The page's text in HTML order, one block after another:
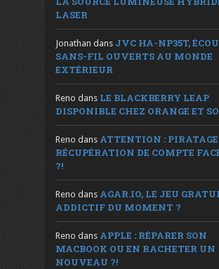
LASER
Jonathan dans JVC HA-NP35T,
SANS-FIL OUVERTS AU MONDE
EXTÉRIEUR
Reno dans LE BLACKBERRY LEAP
DISPONIBLE CHEZ ORANGE ET
Reno dans ATTENTION : PIRATAGE
RÉCUPÉRATION DE COMPTE
?!
Reno dans AGAR.IO, LE JEU
ADDICTIF DU MOMENT ?
Reno dans APPLE : RÉPARER SON
MACBOOK OU EN RACHETER UN
NOUVEAU ?!